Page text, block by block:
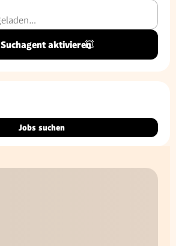
Suchagent aktivieren
Jobs suchen